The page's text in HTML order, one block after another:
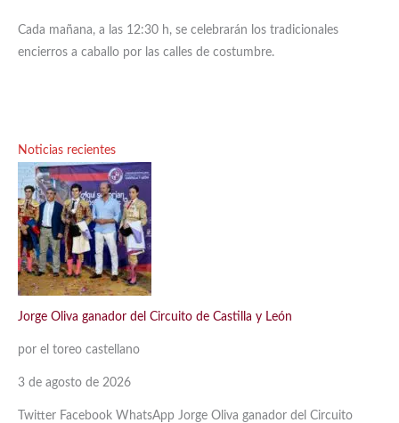
Cada mañana, a las 12:30 h, se celebrarán los tradicionales
encierros a caballo por las calles de costumbre.
Noticias recientes
Jorge Oliva ganador del Circuito de Castilla y León
por el toreo castellano
3 de agosto de 2026
Twitter Facebook WhatsApp Jorge Oliva ganador del Circuito